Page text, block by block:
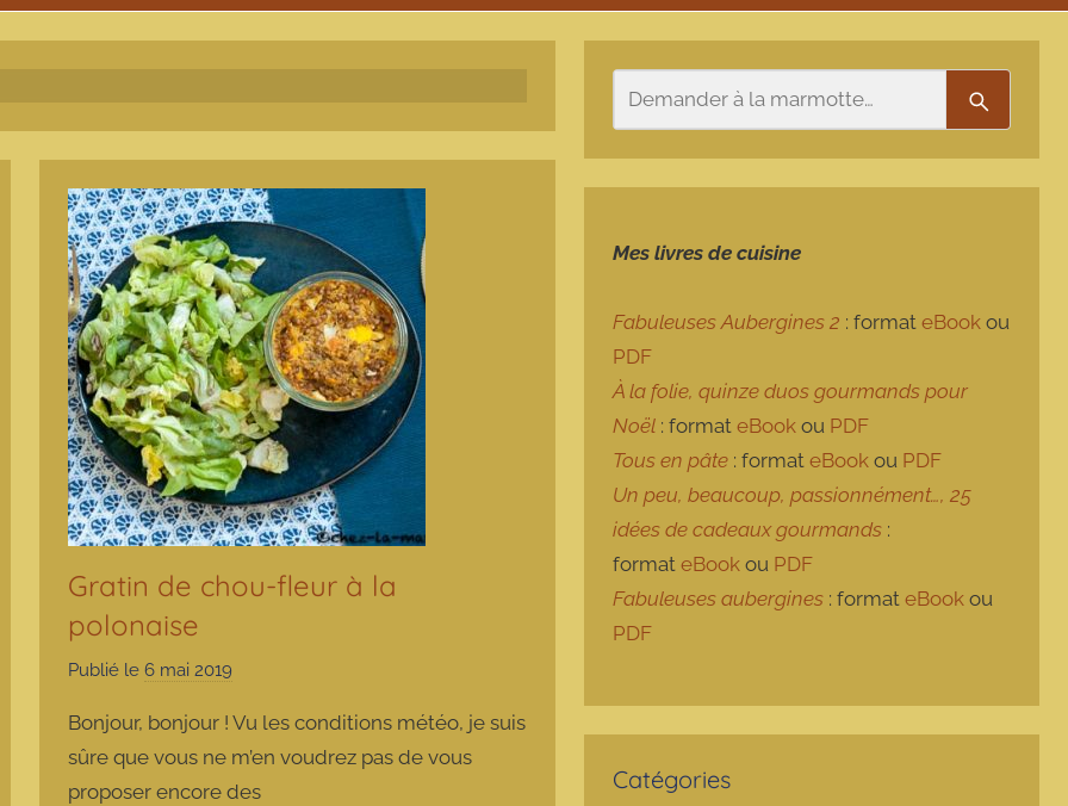
Gratin de chou-fleur à la
polonaise
Publié le6 mai 2019
r
m
a
Bonjour, bonjour ! Vu les conditions météo, je suis
sûre que vous ne m’en voudrez pas de vous
proposer encore des
Mes livres de cuisine
Fabuleuses Aubergines 2 : formateBook ou
PDF
À la folie, quinze duos gourmands pour
Noël : formateBook ou PDF
Tous en pâte : formateBook ou PDF
Un peu, beaucoup, passionnément…, 25
idées de cadeaux gourmands :
formateBook ou PDF
Fabuleuses aubergines : formateBook ou
PDF
Catégories